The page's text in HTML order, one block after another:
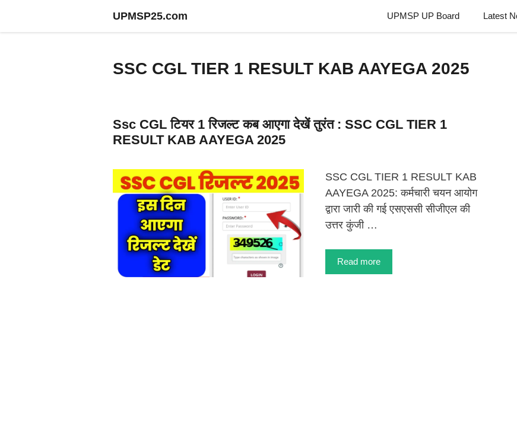
UPMSP25.com UPMSP UP Board Latest
SSC CGL TIER 1 RESULT KAB AAYEGA 2025
Ssc CGL टियर 1 रिजल्ट कब आएगा देखें तुरंत : SSC CGL TIER 1
RESULT KAB AAYEGA 2025
SSC CGL TIER 1 RESULT KAB
AAYEGA 2025: कर्मचारी चयन आयोग
द्वारा जारी की गई एसएससी सीजीएल की
उत्तर कुंजी …
Read more